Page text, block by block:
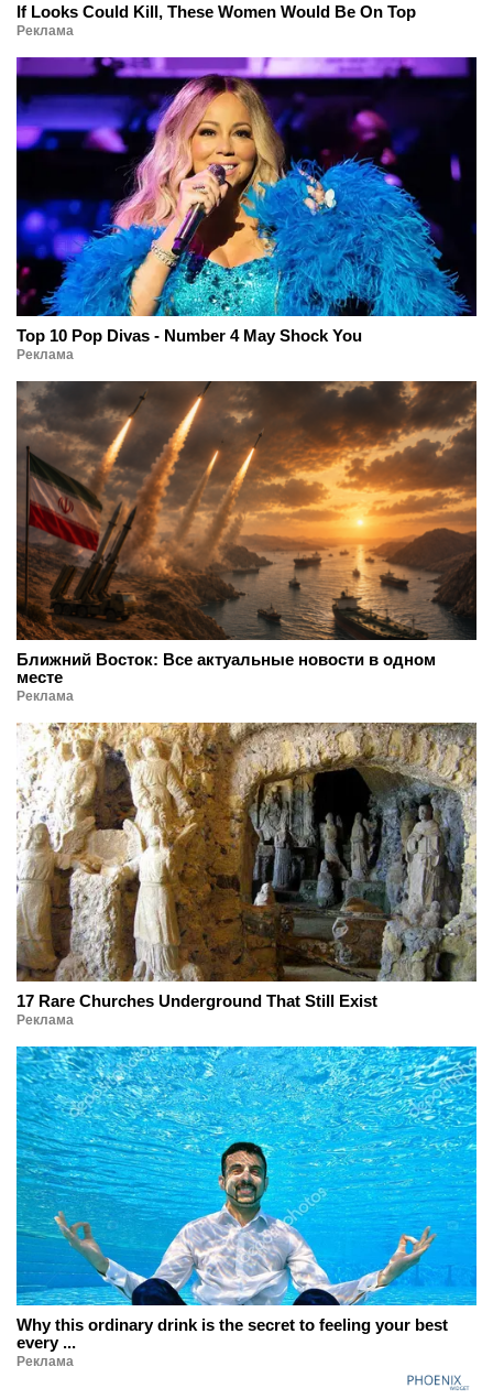
If Looks Could Kill, These Women Would Be On Top
Реклама
Top 10 Pop Divas - Number 4 May Shock You
Реклама
Ближний Восток: Все актуальные новости в одном
месте
Реклама
17 Rare Churches Underground That Still Exist
Реклама
Why this ordinary drink is the secret to feeling your best
every ...
Реклама